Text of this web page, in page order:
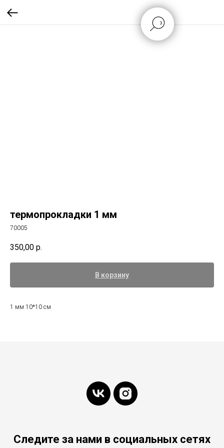
термопрокладки 1 мм
70005
350,00 р.
В корзину
1 мм 10*10 см
Следите за нами в социальных сетях